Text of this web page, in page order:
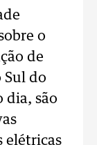
o
de
Sul do
dia, são
elétricas